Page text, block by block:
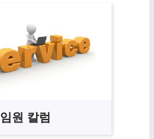
임원 칼럼